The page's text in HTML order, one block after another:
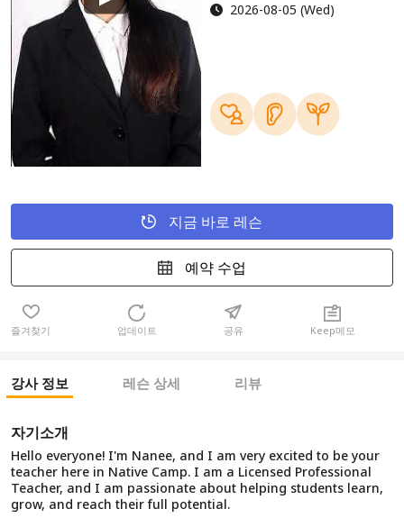
2026-08-05 (Wed)
지금 바로 레슨
예약 수업
즐겨찾기 업데이트 공유 Keep메모
강사 정보 레슨 상세 리뷰
자기소개
Hello everyone! I'm Nanee, and I am very excited to be your
teacher here in Native Camp. I am a Licensed Professional
Teacher, and I am passionate about helping students learn,
grow, and reach their full potential.